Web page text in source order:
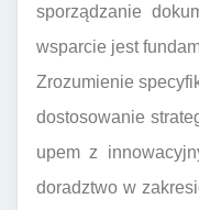
sporządzanie
wsparcie jest
Zrozumienie
dostosowanie
upem z
doradztwo w